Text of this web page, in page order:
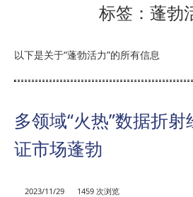
标签：蓬勃
以下是关于“蓬勃活力”的所有信息
多领域“火热”数据折射
证市场蓬勃
2023/11/29 1459 次浏览